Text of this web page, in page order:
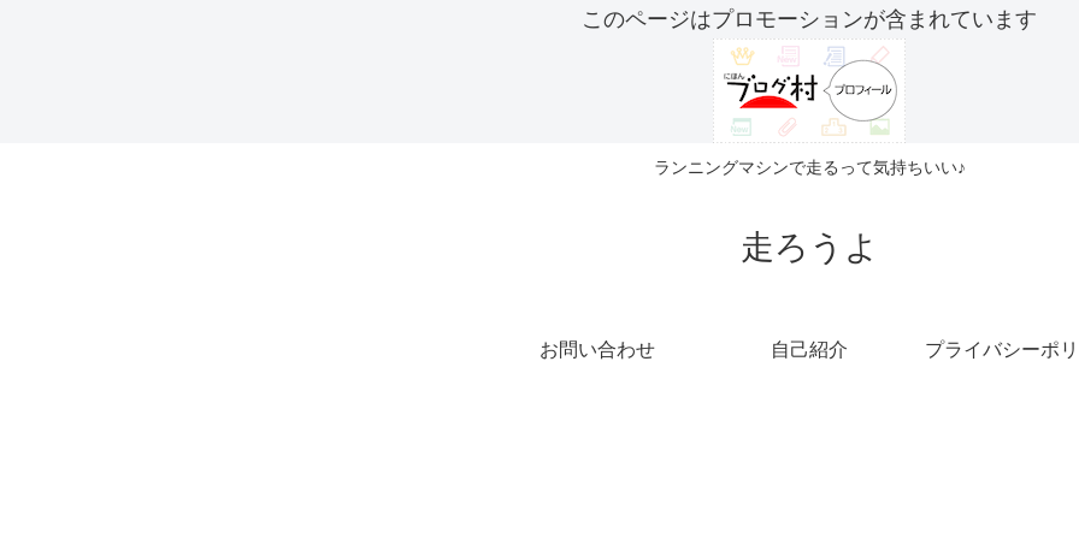
このページはプロモーションが含まれています
ランニングマシンで走るって気持ちいい♪
走ろうよ
お問い合わせ 自己紹介 プライバシーポ